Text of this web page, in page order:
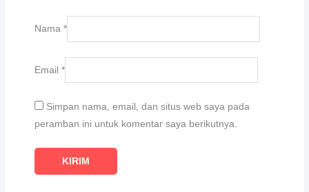
Nama*
Email*
Simpan nama, email, dan situs web saya pada
peramban ini untuk komentar saya berikutnya.